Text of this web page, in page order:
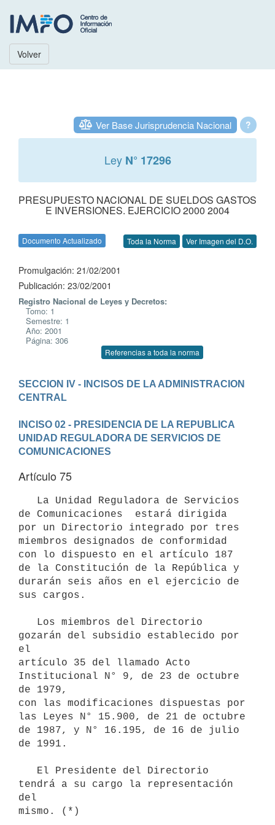
Volver
?
Ver Base Jurisprudencia Nacional
Ley N° 17296
PRESUPUESTO NACIONAL DE SUELDOS GASTOS
E INVERSIONES. EJERCICIO 2000 2004
Documento Actualizado Toda la Norma Ver Imagen del D.O.
Promulgación: 21/02/2001
Publicación: 23/02/2001
Registro Nacional de Leyes y Decretos:
Tomo: 1
Semestre: 1
Año: 2001
Página: 306
Referencias a toda la norma
SECCION IV - INCISOS DE LA ADMINISTRACION
CENTRAL
INCISO 02 - PRESIDENCIA DE LA REPUBLICA
UNIDAD REGULADORA DE SERVICIOS DE
COMUNICACIONES
Artículo 75
de Comunicaciones  estará dirigida
por un Directorio integrado por tres
miembros designados de conformidad
con lo dispuesto en el artículo 187
de la Constitución de la República y
durarán seis años en el ejercicio de
sus cargos.
gozarán del subsidio establecido por
el
artículo 35 del llamado Acto
Institucional N° 9, de 23 de octubre
de 1979,
con las modificaciones dispuestas por
las Leyes N° 15.900, de 21 de octubre
de 1987, y N° 16.195, de 16 de julio
de 1991.
tendrá a su cargo la representación
del
mismo. (*)